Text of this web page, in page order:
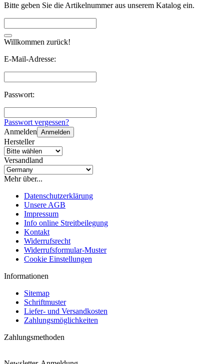
Bitte geben Sie die Artikelnummer aus unserem Katalog ein.
Willkommen zurück!
E-Mail-Adresse:
Passwort:
Passwort vergessen?
Anmelden Anmelden
Hersteller
Versandland
Mehr über...
Datenschutzerklärung
Unsere AGB
Impressum
Info online Streitbeilegung
Kontakt
Widerrufsrecht
Widerrufsformular-Muster
Cookie Einstellungen
Informationen
Sitemap
Schriftmuster
Liefer- und Versandkosten
Zahlungsmöglichkeiten
Zahlungsmethoden